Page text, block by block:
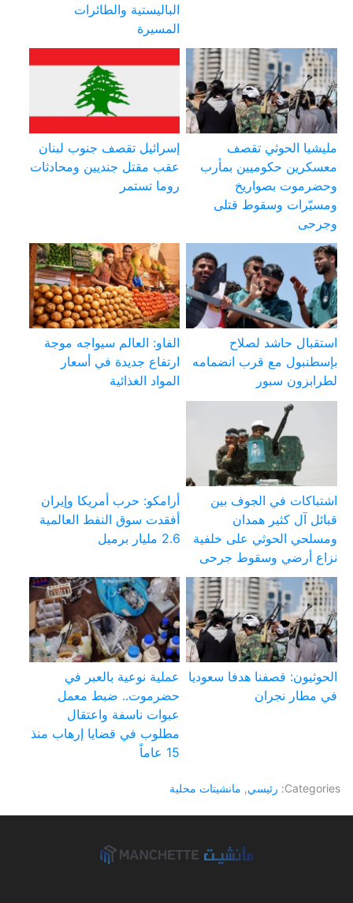
الباليستية والطائرات
المسيرة
مليشيا الحوثي تقصف
معسكرين حكوميين بمأرب
وحضرموت بصواريخ
ومسيّرات وسقوط قتلى
وجرحى
إسرائيل تقصف جنوب لبنان
عقب مقتل جنديين ومحادثات
روما تستمر
استقبال حاشد لصلاح
بإسطنبول مع قرب انضمامه
لطرابزون سبور
الفاو: العالم سيواجه موجة
ارتفاع جديدة في أسعار
المواد الغذائية
اشتباكات في الجوف بين
قبائل آل كثير همدان
ومسلحي الحوثي على خلفية
نزاع أرضي وسقوط جرحى
أرامكو: حرب أمريكا وإيران
أفقدت سوق النفط العالمية
2.6 مليار برميل
الحوثيون: قصفنا هدفا سعوديا
في مطار نجران
عملية نوعية بالعبر في
حضرموت.. ضبط معمل
عبوات ناسفة واعتقال
مطلوب في قضايا إرهاب منذ
15 عاماً
Categories: رئيسي, مانشيتات محلية